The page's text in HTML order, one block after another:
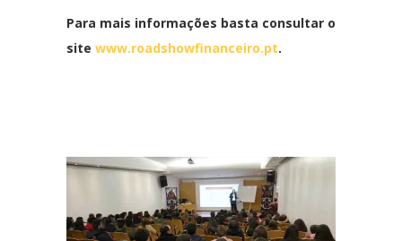
Para mais informações basta consultar o
site www.roadshowfinanceiro.pt.